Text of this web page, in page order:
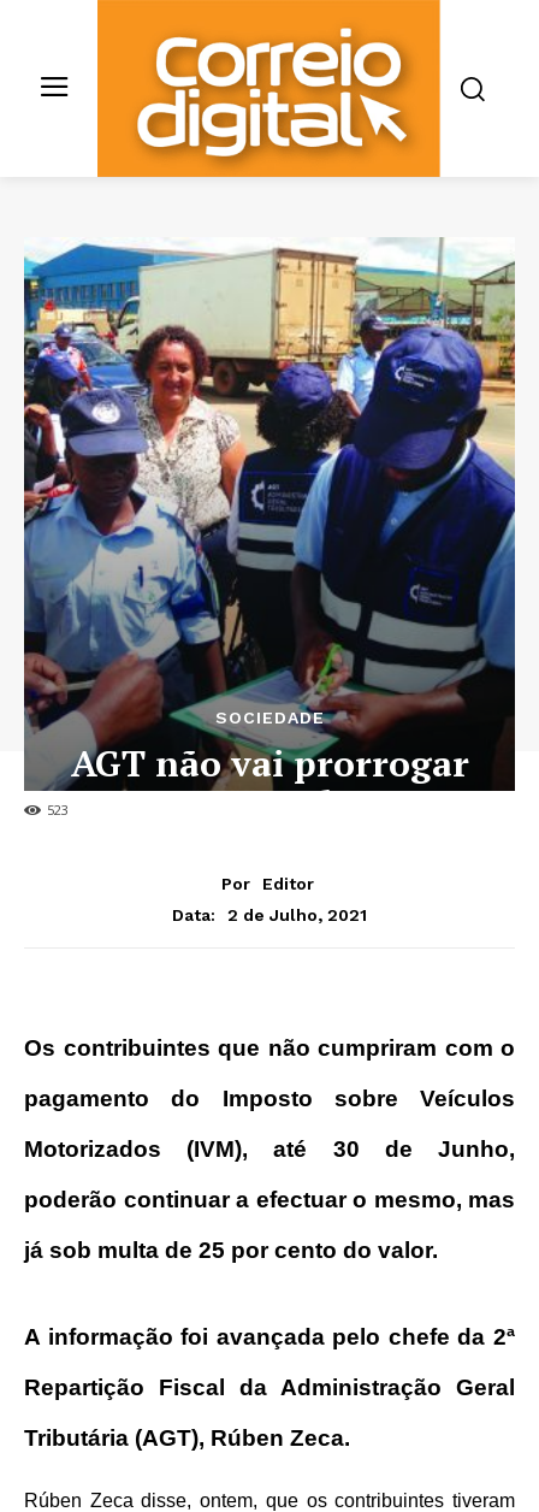
523
SOCIEDADE
AGT não vai prorrogar
pagamento do IVM
Por
Editor
Data:
2 de Julho, 2021
Os contribuintes que não cumpriram com o
pagamento do Imposto sobre Veículos
Motorizados (IVM), até 30 de Junho,
poderão continuar a efectuar o mesmo, mas
já sob multa de 25 por cento do valor.
A informação foi avançada pelo chefe da 2ª
Repartição Fiscal da Administração Geral
Tributária (AGT), Rúben Zeca.
Rúben Zeca disse, ontem, que os contribuintes tiveram